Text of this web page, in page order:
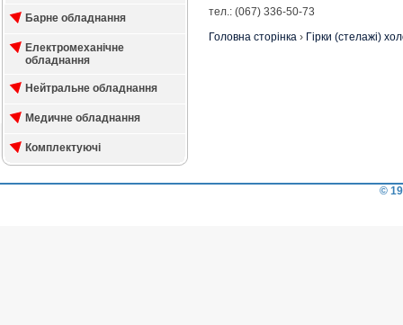
Барне обладнання
Електромеханічне
обладнання
Нейтральне обладнання
Медичне обладнання
Комплектуючі
тел.: (067) 336-50-73
Головна сторінка › Гірки (стелажі)
©